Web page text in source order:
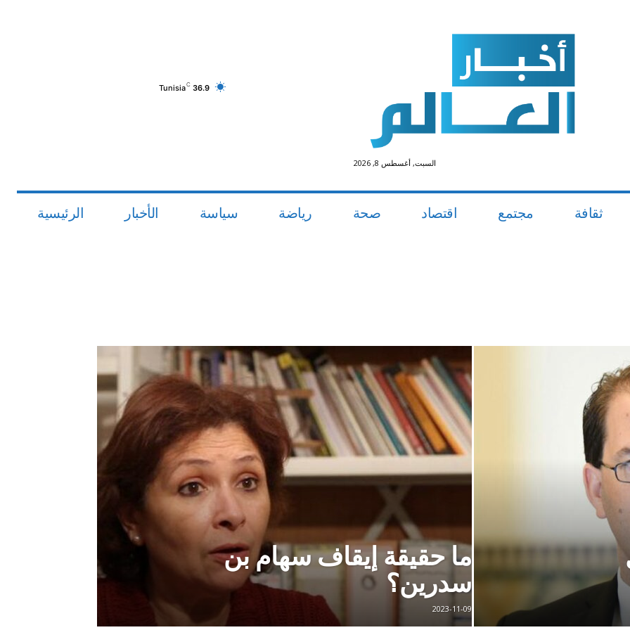
36.9
C
Tunisia
السبت, أغسطس 8, 2026
ثقافة مجتمع اقتصاد صحة رياضة سياسة الأخبار الرئيسية
ما حقيقة إيقاف سهام بن
سدرين؟
2023-11-09